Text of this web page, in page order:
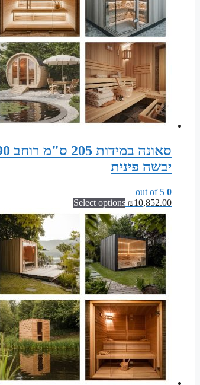
יבשה פינית
0
₪10,852.00
Select options